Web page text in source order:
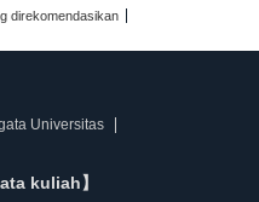
direkomendasikan
Universitas
kuliah】